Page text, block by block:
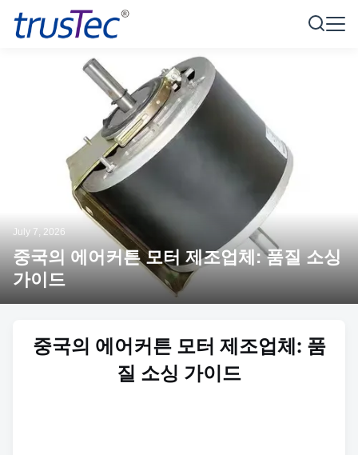
July 7, 2026
중국의 에어커튼 모터 제조업체: 품질 소싱
가이드
중국의 에어커튼 모터 제조업체: 품
질 소싱 가이드